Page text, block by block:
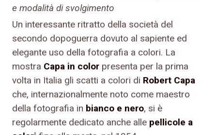
e modalità di svolgimento
Un interessante ritratto della società del
secondo dopoguerra dovuto al sapiente ed
elegante uso della fotografia a colori. La
mostra Capa in color presenta per la prima
volta in Italia gli scatti a colori di Robert Capa
che, internazionalmente noto come maestro
della fotografia in bianco e nero, si è
regolarmente dedicato anche alle pellicole a